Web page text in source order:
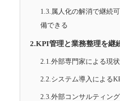
1.3.属人化の解消で継続
備できる
2.KPI管理と業務整理を継
2.1.外部専門家による現
2.2.システム導入による
2.3.外部コンサルティン